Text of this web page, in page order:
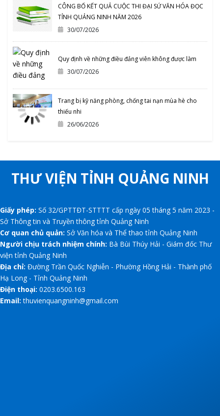
CÔNG BỐ KẾT QUẢ CUỘC THI ĐẠI SỨ VĂN HÓA ĐỌC
TỈNH QUẢNG NINH NĂM 2026
30/07/2026
Quy định về những điều đảng viên không được làm
30/07/2026
Trang bị kỹ năng phòng, chống tai nạn mùa hè cho
thiếu nhi
26/06/2026
THƯ VIỆN TỈNH QUẢNG NINH
Giấy phép: Số 32/GPTTĐT-STTTT cấp ngày 05 tháng 5 năm 2023 -
Sở Thông tin và Truyền thông tỉnh Quảng Ninh
Cơ quan chủ quản: Sở Văn hóa và Thể thao tỉnh Quảng Ninh
Người chịu trách nhiệm chính: Bà Bùi Thúy Hải - Giám đốc Thư
viện tỉnh Quảng Ninh
Địa chỉ: Đường Trần Quốc Nghiễn - Phường Hồng Hải - Thành phố
Hạ Long - Tỉnh Quảng Ninh
Điện thoại: 0203.6500.163
Email: thuvienquangninh@gmail.com